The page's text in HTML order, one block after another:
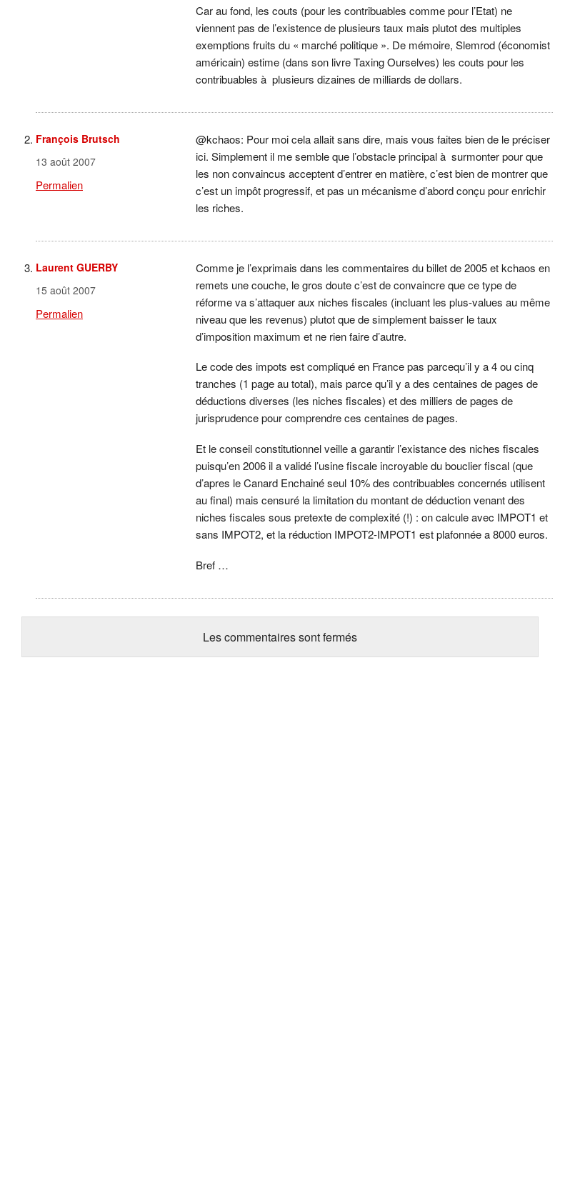
Car au fond, les couts (pour les contribuables comme pour l’Etat) ne
viennent pas de l’existence de plusieurs taux mais plutot des multiples
exemptions fruits du « marché politique ». De mémoire, Slemrod (économist
américain) estime (dans son livre Taxing Ourselves) les couts pour les
contribuables à plusieurs dizaines de milliards de dollars.
François Brutsch
13 août 2007
Permalien
@kchaos: Pour moi cela allait sans dire, mais vous faites bien de le préciser
ici. Simplement il me semble que l’obstacle principal à surmonter pour que
les non convaincus acceptent d’entrer en matière, c’est bien de montrer que
c’est un impôt progressif, et pas un mécanisme d’abord conçu pour enrichir
les riches.
Laurent GUERBY
15 août 2007
Permalien
Comme je l’exprimais dans les commentaires du billet de 2005 et kchaos en
remets une couche, le gros doute c’est de convaincre que ce type de
réforme va s’attaquer aux niches fiscales (incluant les plus-values au même
niveau que les revenus) plutot que de simplement baisser le taux
d’imposition maximum et ne rien faire d’autre.
Le code des impots est compliqué en France pas parcequ’il y a 4 ou cinq
tranches (1 page au total), mais parce qu’il y a des centaines de pages de
déductions diverses (les niches fiscales) et des milliers de pages de
jurisprudence pour comprendre ces centaines de pages.
Et le conseil constitutionnel veille a garantir l’existance des niches fiscales
puisqu’en 2006 il a validé l’usine fiscale incroyable du bouclier fiscal (que
d’apres le Canard Enchainé seul 10% des contribuables concernés utilisent
au final) mais censuré la limitation du montant de déduction venant des
niches fiscales sous pretexte de complexité (!) : on calcule avec IMPOT1 et
sans IMPOT2, et la réduction IMPOT2-IMPOT1 est plafonnée a 8000 euros.
Bref …
Les commentaires sont fermés